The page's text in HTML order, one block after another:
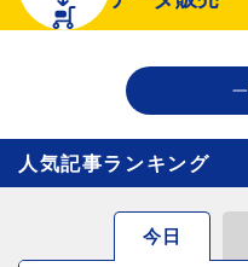
ール軸に50店展開
2026年08月06日 18:50
THE RICHが149の温浴施設で
人気記事ランキング
今日